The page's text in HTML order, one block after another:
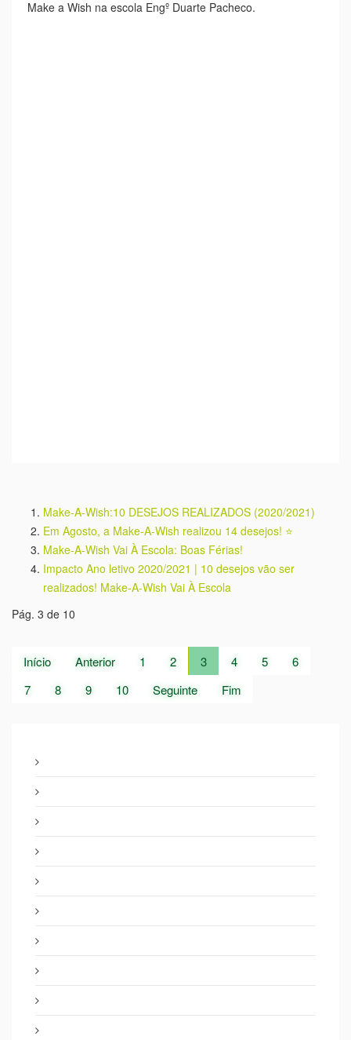
Make a Wish na escola Engº Duarte Pacheco.
Make-A-Wish:10 DESEJOS REALIZADOS (2020/2021)
Em Agosto, a Make-A-Wish realizou 14 desejos! ⭐
Make-A-Wish Vai À Escola: Boas Férias!
Impacto Ano letivo 2020/2021 | 10 desejos vão ser
realizados! Make-A-Wish Vai À Escola
Pág. 3 de 10
Início Anterior 1 2 3 4 5
6
7
8 9 10 Seguinte Fim